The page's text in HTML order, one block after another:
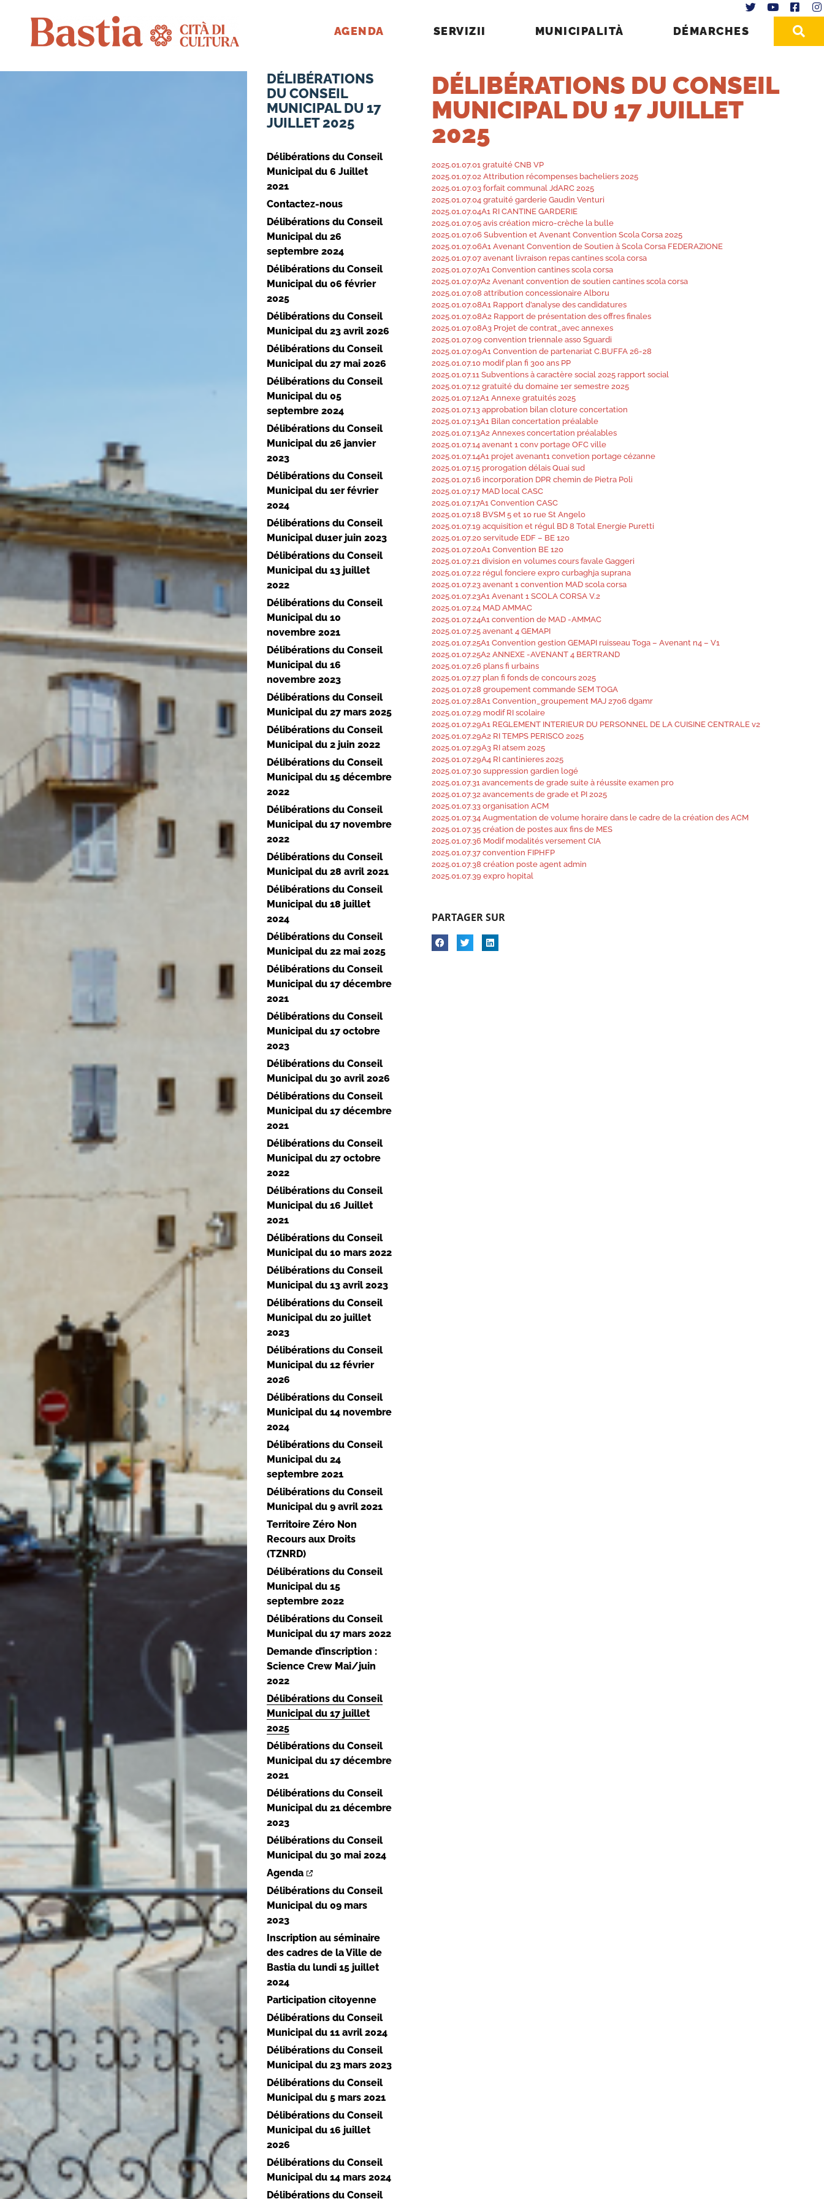
AGENDA SERVIZII MUNICIPALITÀ DÉMARCHES
DÉLIBÉRATIONS
DU CONSEIL
MUNICIPAL DU 17
JUILLET 2025
Délibérations du Conseil
Municipal du 6 Juillet
2021
Contactez-nous
Délibérations du Conseil
Municipal du 26
septembre 2024
Délibérations du Conseil
Municipal du 06 février
2025
Délibérations du Conseil
Municipal du 23 avril 2026
Délibérations du Conseil
Municipal du 27 mai 2026
Délibérations du Conseil
Municipal du 05
septembre 2024
Délibérations du Conseil
Municipal du 26 janvier
2023
Délibérations du Conseil
Municipal du 1er février
2024
Délibérations du Conseil
Municipal du1er juin 2023
Délibérations du Conseil
Municipal du 13 juillet
2022
Délibérations du Conseil
Municipal du 10
novembre 2021
Délibérations du Conseil
Municipal du 16
novembre 2023
Délibérations du Conseil
Municipal du 27 mars 2025
Délibérations du Conseil
Municipal du 2 juin 2022
Délibérations du Conseil
Municipal du 15 décembre
2022
Délibérations du Conseil
Municipal du 17 novembre
2022
Délibérations du Conseil
Municipal du 28 avril 2021
Délibérations du Conseil
Municipal du 18 juillet
2024
Délibérations du Conseil
Municipal du 22 mai 2025
Délibérations du Conseil
Municipal du 17 décembre
2021
Délibérations du Conseil
Municipal du 17 octobre
2023
Délibérations du Conseil
Municipal du 30 avril 2026
Délibérations du Conseil
Municipal du 17 décembre
2021
Délibérations du Conseil
Municipal du 27 octobre
2022
Délibérations du Conseil
Municipal du 16 Juillet
2021
Délibérations du Conseil
Municipal du 10 mars 2022
Délibérations du Conseil
Municipal du 13 avril 2023
Délibérations du Conseil
Municipal du 20 juillet
2023
Délibérations du Conseil
Municipal du 12 février
2026
Délibérations du Conseil
Municipal du 14 novembre
2024
Délibérations du Conseil
Municipal du 24
septembre 2021
Délibérations du Conseil
Municipal du 9 avril 2021
Territoire Zéro Non
Recours aux Droits
(TZNRD)
Délibérations du Conseil
Municipal du 15
septembre 2022
Délibérations du Conseil
Municipal du 17 mars 2022
Demande d’inscription :
Science Crew Mai/juin
2022
Délibérations du Conseil
Municipal du 17 juillet
2025
Délibérations du Conseil
Municipal du 17 décembre
2021
Délibérations du Conseil
Municipal du 21 décembre
2023
Délibérations du Conseil
Municipal du 30 mai 2024
Agenda
Délibérations du Conseil
Municipal du 09 mars
2023
Inscription au séminaire
des cadres de la Ville de
Bastia du lundi 15 juillet
2024
Participation citoyenne
Délibérations du Conseil
Municipal du 11 avril 2024
Délibérations du Conseil
Municipal du 23 mars 2023
Délibérations du Conseil
Municipal du 5 mars 2021
Délibérations du Conseil
Municipal du 16 juillet
2026
Délibérations du Conseil
Municipal du 14 mars 2024
Délibérations du Conseil
DÉLIBÉRATIONS DU CONSEIL
MUNICIPAL DU 17 JUILLET
2025
2025.01.07.01 gratuité CNB VP
2025.01.07.02 Attribution récompenses bacheliers 2025
2025.01.07.03 forfait communal JdARC 2025
2025.01.07.04 gratuité garderie Gaudin Venturi
2025.01.07.04A1 RI CANTINE GARDERIE
2025.01.07.05 avis création micro-crèche la bulle
2025.01.07.06 Subvention et Avenant Convention Scola Corsa 2025
2025.01.07.06A1 Avenant Convention de Soutien à Scola Corsa FEDERAZIONE
2025.01.07.07 avenant livraison repas cantines scola corsa
2025.01.07.07A1 Convention cantines scola corsa
2025.01.07.07A2 Avenant convention de soutien cantines scola corsa
2025.01.07.08 attribution concessionaire Alboru
2025.01.07.08A1 Rapport d’analyse des candidatures
2025.01.07.08A2 Rapport de présentation des offres finales
2025.01.07.08A3 Projet de contrat_avec annexes
2025.01.07.09 convention triennale asso Sguardi
2025.01.07.09A1 Convention de partenariat C.BUFFA 26-28
2025.01.07.10 modif plan fi 300 ans PP
2025.01.07.11 Subventions à caractère social 2025 rapport social
2025.01.07.12 gratuité du domaine 1er semestre 2025
2025.01.07.12A1 Annexe gratuités 2025
2025.01.07.13 approbation bilan cloture concertation
2025.01.07.13A1 Bilan concertation préalable
2025.01.07.13A2 Annexes concertation préalables
2025.01.07.14 avenant 1 conv portage OFC ville
2025.01.07.14A1 projet avenant1 convetion portage cézanne
2025.01.07.15 prorogation délais Quai sud
2025.01.07.16 incorporation DPR chemin de Pietra Poli
2025.01.07.17 MAD local CASC
2025.01.07.17A1 Convention CASC
2025.01.07.18 BVSM 5 et 10 rue St Angelo
2025.01.07.19 acquisition et régul BD 8 Total Energie Puretti
2025.01.07.20 servitude EDF – BE 120
2025.01.07.20A1 Convention BE 120
2025.01.07.21 division en volumes cours favale Gaggeri
2025.01.07.22 régul fonciere expro curbaghja suprana
2025.01.07.23 avenant 1 convention MAD scola corsa
2025.01.07.23A1 Avenant 1 SCOLA CORSA V.2
2025.01.07.24 MAD AMMAC
2025.01.07.24A1 convention de MAD -AMMAC
2025.01.07.25 avenant 4 GEMAPI
2025.01.07.25A1 Convention gestion GEMAPI ruisseau Toga – Avenant n4 – V1
2025.01.07.25A2 ANNEXE -AVENANT 4 BERTRAND
2025.01.07.26 plans fi urbains
2025.01.07.27 plan fi fonds de concours 2025
2025.01.07.28 groupement commande SEM TOGA
2025.01.07.28A1 Convention_groupement MAJ 2706 dgamr
2025.01.07.29 modif RI scolaire
2025.01.07.29A1 REGLEMENT INTERIEUR DU PERSONNEL DE LA CUISINE CENTRALE v2
2025.01.07.29A2 RI TEMPS PERISCO 2025
2025.01.07.29A3 RI atsem 2025
2025.01.07.29A4 RI cantinieres 2025
2025.01.07.30 suppression gardien logé
2025.01.07.31 avancements de grade suite à réussite examen pro
2025.01.07.32 avancements de grade et PI 2025
2025.01.07.33 organisation ACM
2025.01.07.34 Augmentation de volume horaire dans le cadre de la création des ACM
2025.01.07.35 création de postes aux fins de MES
2025.01.07.36 Modif modalités versement CIA
2025.01.07.37 convention FIPHFP
2025.01.07.38 création poste agent admin
2025.01.07.39 expro hopital
PARTAGER SUR